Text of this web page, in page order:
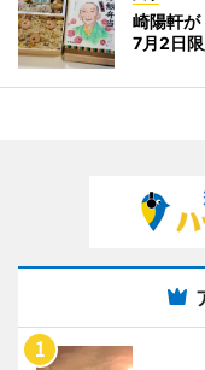
崎陽軒
7月2日